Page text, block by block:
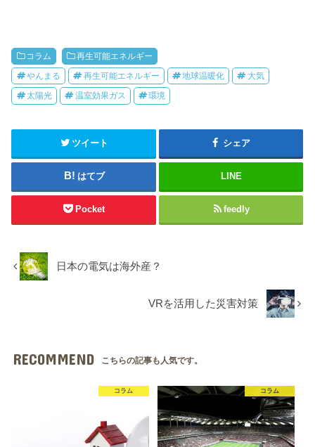
コラム 再生可能エネルギー
やんまる 再生可能エネルギー 地球温暖化 大気
太陽光 温室効果ガス 環境
ツイート シェア
はてブ LINE
Pocket feedly
日本の電気は海外産？
VRを活用した災害対策
RECOMMEND こちらの記事も人気です。
コラム コラム